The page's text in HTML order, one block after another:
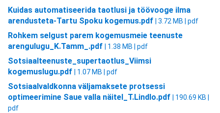
Kuidas automatiseerida taotlusi ja töövooge ilma
arendusteta-Tartu Spoku kogemus.pdf | 3.72 MB | pdf
Rohkem selgust parem kogemusmeie teenuste
arengulugu_K.Tamm_.pdf | 1.38 MB | pdf
Sotsiaalteenuste_supertaotlus_Viimsi
kogemuslugu.pdf | 1.07 MB | pdf
Sotsiaalvaldkonna väljamaksete protsessi
optimeerimine Saue valla näitel_T.Lindlo.pdf | 190.69 KB |
pdf